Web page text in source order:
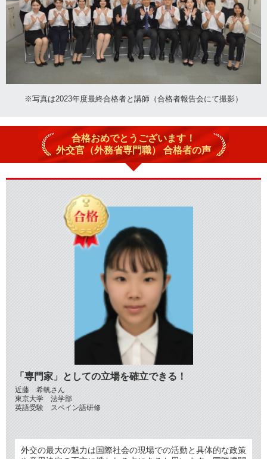
※写真は2023年度最終合格者と講師（合格者報告会にて撮影）
合格おめでとうございます！
外交官（外務省専門職） 合格者の声
「専門家」としての立場を確立できる！
近藤 希帆さん
東京大学 法学部
英語受験 スペイン語研修
外交の最大の魅力は国際社会の現場での活動と具体的な政策